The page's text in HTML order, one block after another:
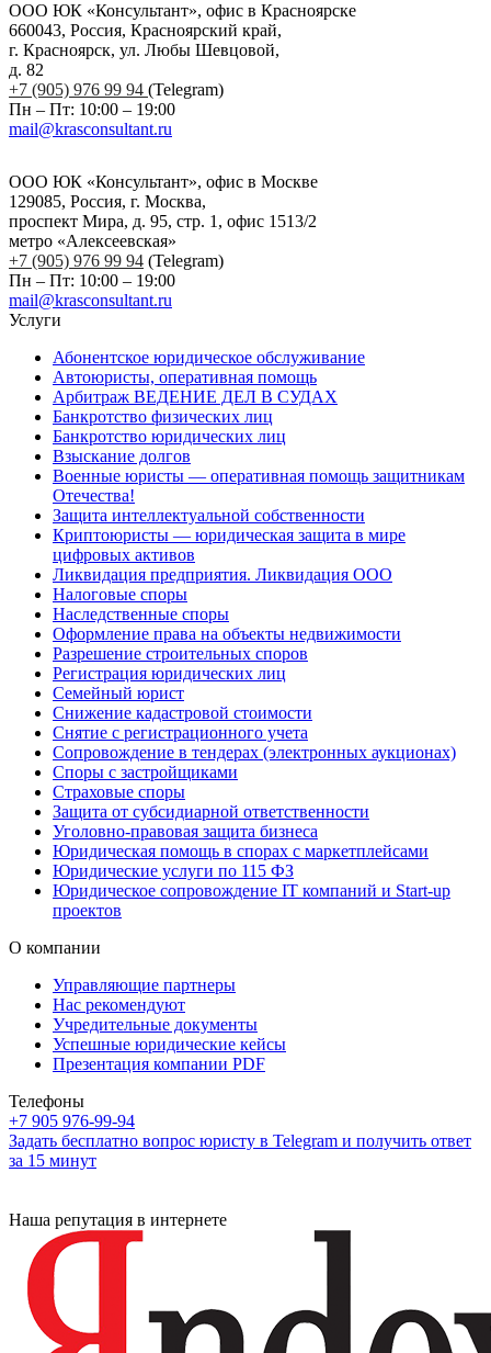
ООО ЮК «Консультант», офис в Красноярске
660043, Россия, Красноярский край,
г. Красноярск, ул. Любы Шевцовой,
д. 82
+7 (905) 976 99 94 (Telegram)
Пн – Пт: 10:00 – 19:00
mail@krasconsultant.ru
ООО ЮК «Консультант», офис в Москве
129085, Россия, г. Москва,
проспект Мира, д. 95, стр. 1, офис 1513/2
метро «Алексеевская»
+7 (905) 976 99 94 (Telegram)
Пн – Пт: 10:00 – 19:00
mail@krasconsultant.ru
Услуги
Абонентское юридическое обслуживание
Автоюристы, оперативная помощь
Арбитраж ВЕДЕНИЕ ДЕЛ В СУДАХ
Банкротство физических лиц
Банкротство юридических лиц
Взыскание долгов
Военные юристы — оперативная помощь защитникам
Отечества!
Защита интеллектуальной собственности
Криптоюристы — юридическая защита в мире
цифровых активов
Ликвидация предприятия. Ликвидация ООО
Налоговые споры
Наследственные споры
Оформление права на объекты недвижимости
Разрешение строительных споров
Регистрация юридических лиц
Семейный юрист
Снижение кадастровой стоимости
Снятие с регистрационного учета
Сопровождение в тендерах (электронных аукционах)
Споры с застройщиками
Страховые споры
Защита от субсидиарной ответственности
Уголовно-правовая защита бизнеса
Юридическая помощь в спорах с маркетплейсами
Юридические услуги по 115 ФЗ
Юридическое сопровождение IT компаний и Start-up
проектов
О компании
Управляющие партнеры
Нас рекомендуют
Учредительные документы
Успешные юридические кейсы
Презентация компании PDF
Телефоны
+7 905 976-99-94
Задать бесплатно вопрос юристу в Telegram и получить ответ
за 15 минут
Наша репутация в интернете